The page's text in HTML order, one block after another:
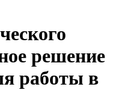
решение
работы в